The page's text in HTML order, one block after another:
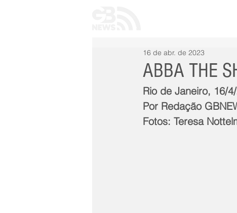
ABBA THE
16 de abr. de 2023
Rio de Janeiro, 16/
Por Redação
Fotos: Teresa